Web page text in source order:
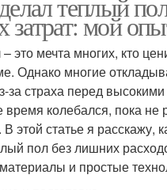
мой
это мечта многих, кто
Однако многие
за страха перед
время колебался, пока не
В этой статье я расскажу,
пол без лишних
и простые